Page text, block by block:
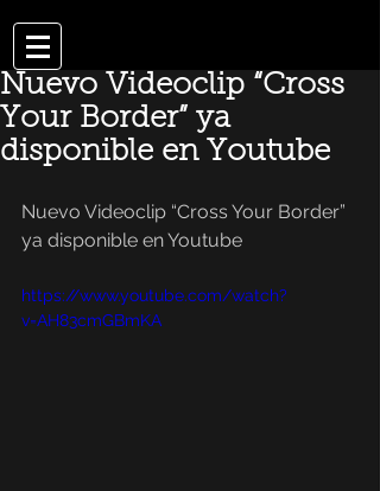
Nuevo Videoclip “Cross
Your Border” ya
disponible en Youtube
Nuevo Videoclip “Cross Your Border”
ya disponible en Youtube
https://www.youtube.com/watch?
v=AH83cmGBmKA